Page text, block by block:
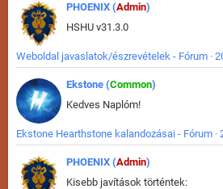
PHOENIX (Admin)
HSHU v31.3.0
Weboldal javaslatok/észrevételek - Fórum ·
Ekstone (Common)
Kedves Naplóm!
Ekstone Hearthstone kalandozásai - Fórum ·
PHOENIX (Admin)
Kisebb javítások történtek: